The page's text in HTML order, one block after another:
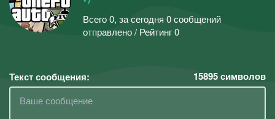
Всего 0, за сегодня 0 сообщений
отправлено / Рейтинг 0
Текст сообщения: 15895символов